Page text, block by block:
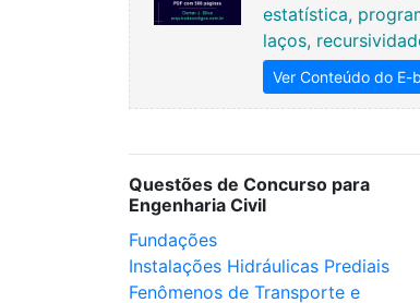
estatística,
laços,
Ver Conteúdo do E-
Questões de Concurso para
Engenharia Civil
Fundações
Instalações Hidráulicas Prediais
Fenômenos de Transporte e